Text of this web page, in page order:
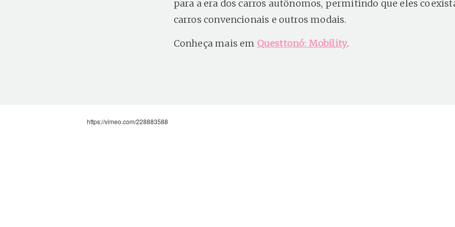
para a era dos carros autônomos, permitindo que eles
carros convencionais e outros modais.
Conheça mais em Questtonó: Mobility.
https://vimeo.com/228883588